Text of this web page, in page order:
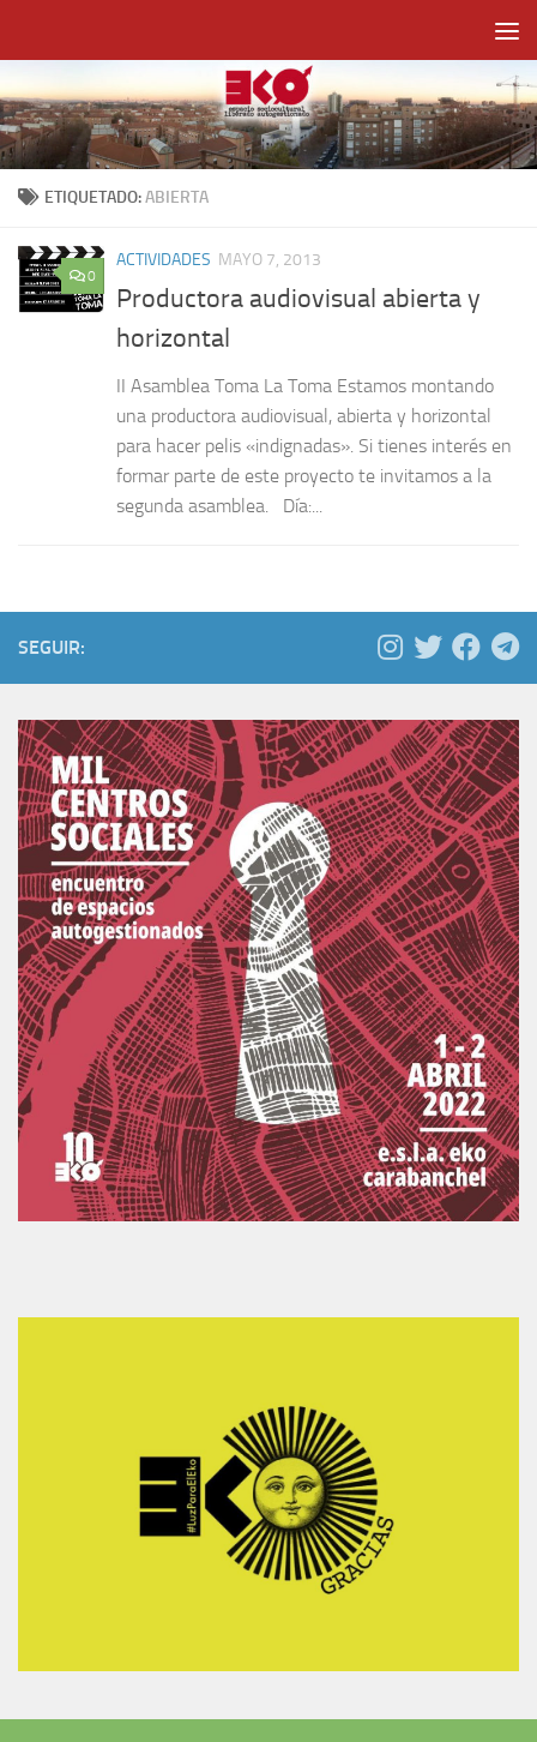
ETIQUETADO:ABIERTA
0
ACTIVIDADES MAYO 7, 2013
Productora audiovisual abierta y
horizontal
II Asamblea Toma La Toma Estamos montando
una productora audiovisual, abierta y horizontal
para hacer pelis «indignadas». Si tienes interés en
formar parte de este proyecto te invitamos a la
segunda asamblea. Día:...
SEGUIR: